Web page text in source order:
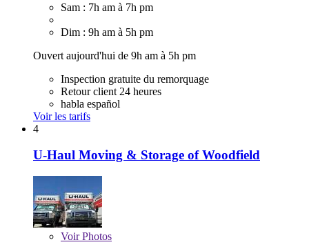
Sam : 7h am à 7h pm
Dim : 9h am à 5h pm
Ouvert aujourd'hui de 9h am à 5h pm
Inspection gratuite du remorquage
Retour client 24 heures
habla español
Voir les tarifs
4
U-Haul Moving & Storage of Woodfield
VoirPhotos